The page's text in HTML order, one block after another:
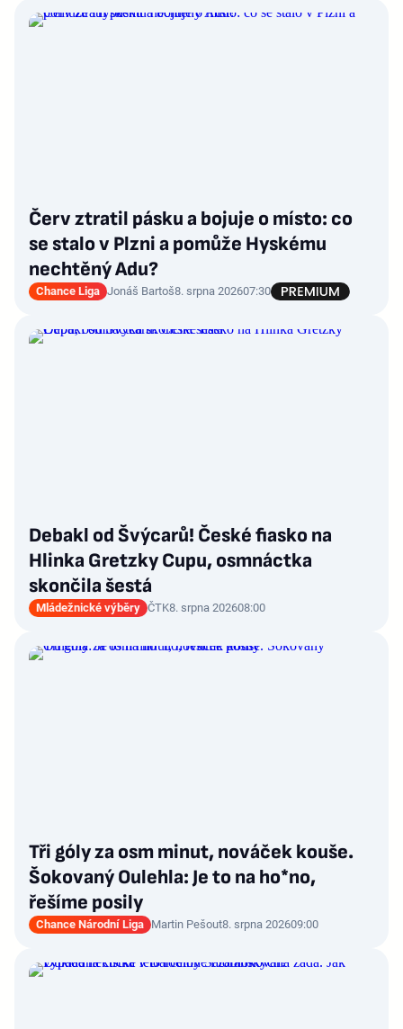
Červ ztratil pásku a bojuje o místo: co
se stalo v Plzni a pomůže Hyskému
nechtěný Adu?
Chance Liga Jonáš Bartoš8. srpna 202607:30
Debakl od Švýcarů! České fiasko na
Hlinka Gretzky Cupu, osmnáctka
skončila šestá
Mládežnické výběry ČTK8. srpna 202608:00
Tři góly za osm minut, nováček kouše.
Šokovaný Oulehla: Je to na ho*no,
řešíme posily
Chance Národní Liga Martin Pešout8. srpna 202609:00